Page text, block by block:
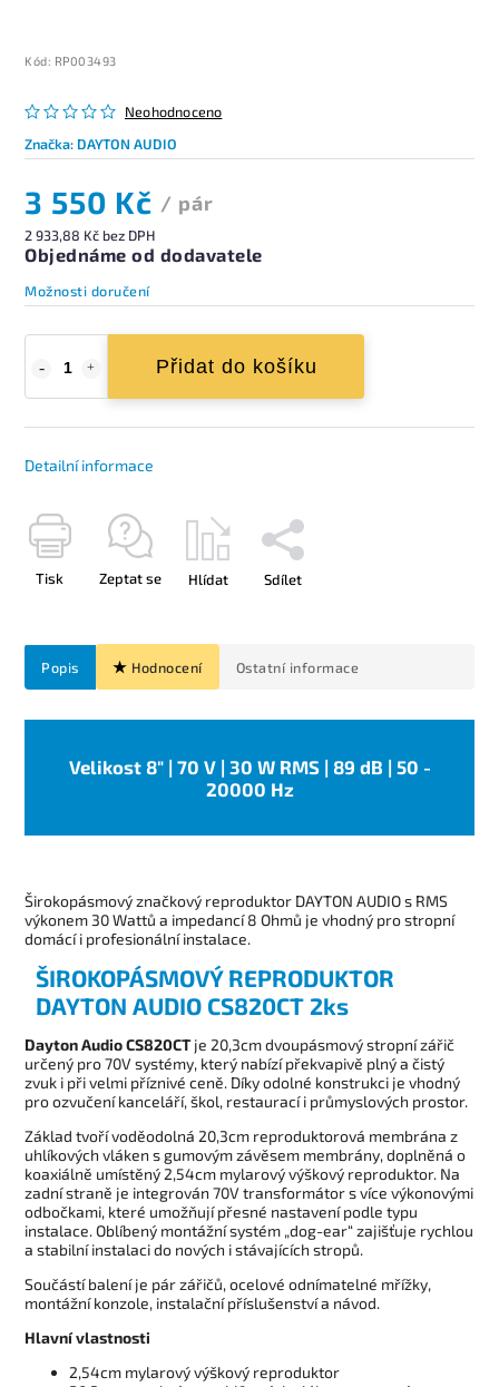
Kód: RP003493
Neohodnoceno
Značka: DAYTON AUDIO
3 550 Kč / pár
2 933,88 Kč bez DPH
Objednáme od dodavatele
Možnosti doručení
Přidat do košíku
Detailní informace
Tisk Zeptat se Hlídat Sdílet
Popis Hodnocení Ostatní informace
Velikost 8" | 70 V | 30 W RMS | 89 dB | 50 -
20000 Hz
Širokopásmový značkový reproduktor DAYTON AUDIO s RMS
výkonem 30 Wattů a impedancí 8 Ohmů je vhodný pro stropní
domácí i profesionální instalace.
ŠIROKOPÁSMOVÝ REPRODUKTOR
DAYTON AUDIO CS820CT 2ks
Dayton Audio CS820CTje 20,3cm dvoupásmový stropní zářič
určený pro 70V systémy, který nabízí překvapivě plný a čistý
zvuk i při velmi příznivé ceně. Díky odolné konstrukci je vhodný
pro ozvučení kanceláří, škol, restaurací i průmyslových prostor.
Základ tvoří voděodolná 20,3cm reproduktorová membrána z
uhlíkových vláken s gumovým závěsem membrány, doplněná o
koaxiálně umístěný 2,54cm mylarový výškový reproduktor. Na
zadní straně je integrován 70V transformátor s více výkonovými
odbočkami, které umožňují přesné nastavení podle typu
instalace. Oblíbený montážní systém „dog-ear“ zajišťuje rychlou
a stabilní instalaci do nových i stávajících stropů.
Součástí balení je pár zářičů, ocelové odnímatelné mřížky,
montážní konzole, instalační příslušenství a návod.
Hlavní vlastnosti
2,54cm mylarový výškový reproduktor